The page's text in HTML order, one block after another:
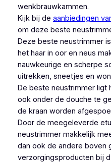
wenkbrauwkammen.
Kijk bij de aanbiedingen
om deze beste
Deze beste neustrimmer
het haar in oor en neus
nauwkeurige en scherpe
uitrekken, sneetjes en
De beste neustrimmer ligt
ook onder de douche te
de kraan worden
Door de meegeleverde
neustrimmer makkelijk
dan ook de andere boven
verzorgingsproducten bij